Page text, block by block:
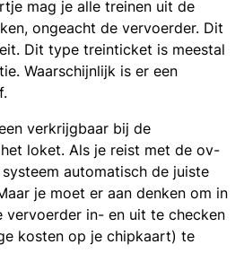
mag je alle treinen uit de
ongeacht de vervoerder. Dit
Dit type treinticket is meestal
Waarschijnlijk is er een
verkrijgbaar bij de
loket. Als je reist met de ov-
automatisch de juiste
je moet er aan denken om in
vervoerder in- en uit te checken
kosten op je chipkaart) te